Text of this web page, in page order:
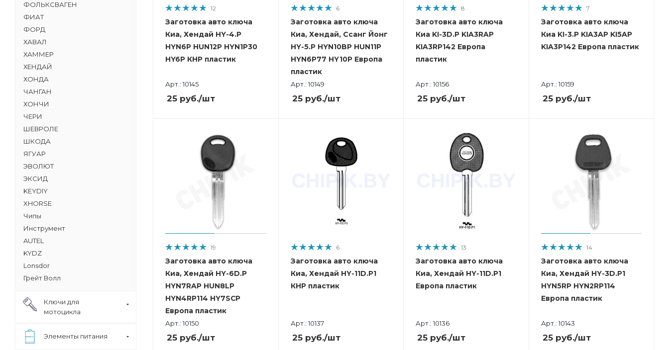
12
Заготовка авто ключа
Киа, Хендай HY-4.P
HYN6P HUN12P HYN1P30
HY6P КНР пластик
Арт.: 10145
25 руб./шт
6
Заготовка авто ключа
Киа, Хендай, Ссанг Йонг
HY-5.P HYN10BP HUN11P
HYN6P77 HY10P Европа
пластик
Арт.: 10149
25руб./шт
8
Заготовка авто ключа
Киа KI-3D.P KIA3RAP
KIA3RP142 Европа
пластик
Арт.: 10156
25 руб./шт
7
Заготовка авто ключа
Киа KI-3.P KIA3AP KI5AP
KIA3P142 Европа пластик
Арт.: 10159
25руб./шт
19
Заготовка авто ключа
Киа, Хендай HY-6D.P
HYN7RAP HUN8LP
HYN4RP114 HY7SCP
Европа пластик
Арт.: 10150
25 руб./шт
6
Заготовка авто ключа
Киа, Хендай HY-11D.P1
КНР пластик
Арт.: 10137
25руб./шт
13
Заготовка авто ключа
Киа, Хендай HY-11D.P1
Европа пластик
Арт.: 10136
25 руб./шт
14
Заготовка авто ключа
Киа, Хендай HY-3D.P1
HYN5RP HYN2RP114
Европа пластик
Арт.: 10143
25руб./шт
ФОЛЬКСВАГЕН
ФИАТ
ФОРД
ХАВАЛ
ХАММЕР
ХЕНДАЙ
ХОНДА
ЧАНГАН
ХОНЧИ
ЧЕРИ
ШЕВРОЛЕ
ШКОДА
ЯГУАР
ЭВОЛЮТ
ЭКСИД
KEYDIY
XHORSE
Чипы
Инструмент
AUTEL
KYDZ
Lonsdor
Грейт Волл
Ключи для
мотоцикла
Элементы питания